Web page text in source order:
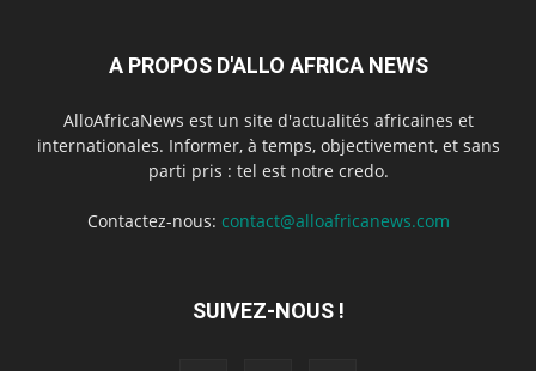
A PROPOS D'ALLO AFRICA NEWS
AlloAfricaNews est un site d'actualités africaines et
internationales. Informer, à temps, objectivement, et sans
parti pris : tel est notre credo.
Contactez-nous: contact@alloafricanews.com
SUIVEZ-NOUS !